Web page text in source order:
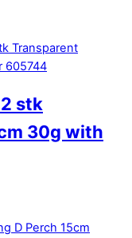
2 stk
30g with